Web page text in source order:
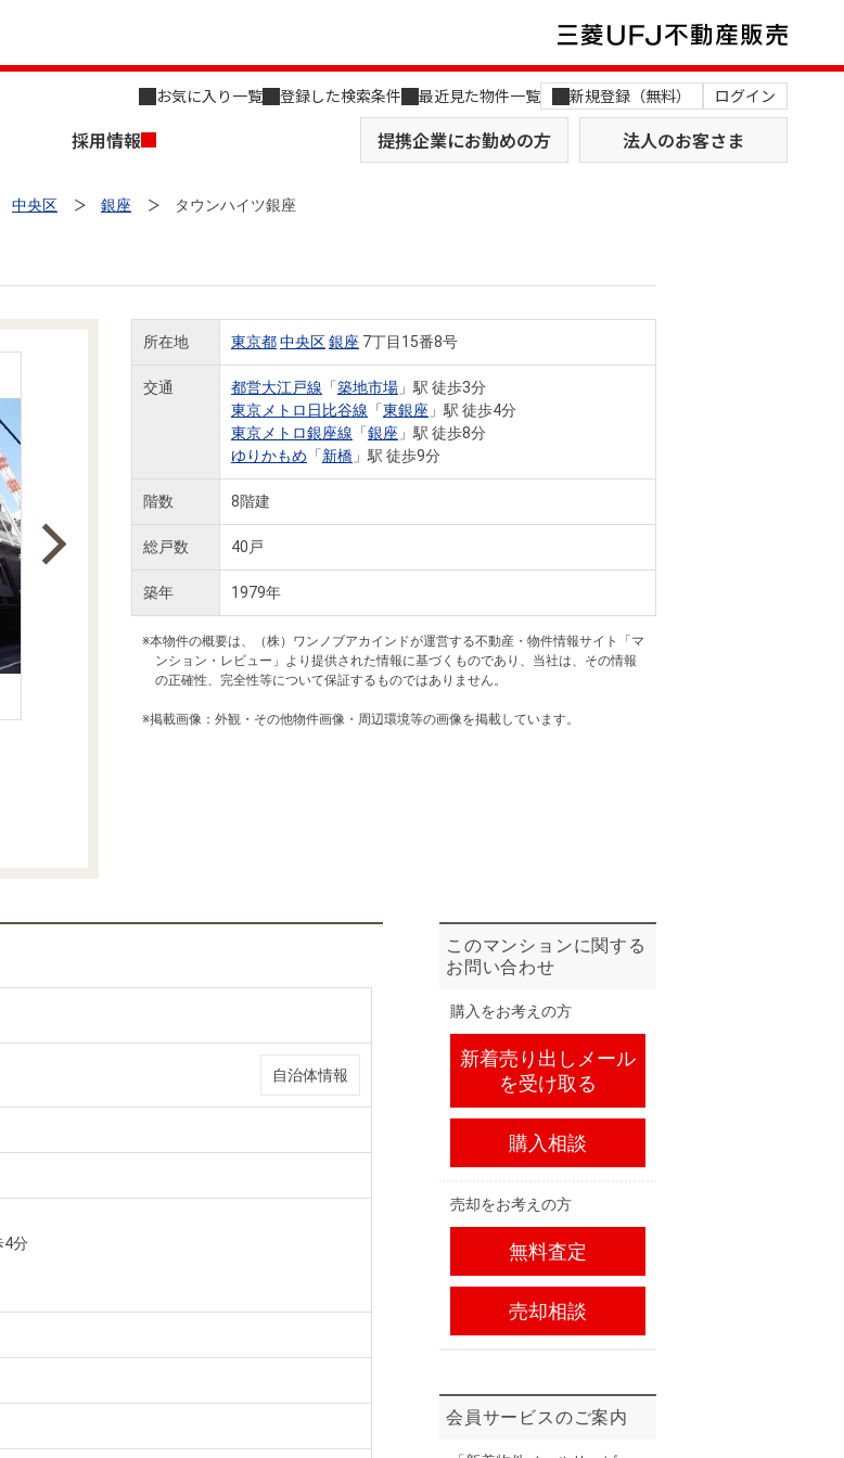
お気に入り一覧 登録した検索条件 最近見た物件一覧 新規登録（無料） ログイン
採用情報 提携企業にお勤めの方 法人のお客さま
新築・中古一戸建てを探す 土地を探す
事業用物件を探す
ミュレーション 住まい1プラス（お役立ちコラム）
AI不動産査定
住まい1プラス（お役立ちコラム）
（名古屋） 店舗のご案内（関西）
MUFG Way
役員一覧
情報
中央区 銀座 タウンハイツ銀座
所在地 東京都中央区銀座 7丁目15番8号
交通 都営大江戸線 「築地市場 」駅 徒歩3分
東京メトロ日比谷線 「東銀座 」駅 徒歩4分
東京メトロ銀座線 「銀座 」駅 徒歩8分
ゆりかもめ 「新橋 」駅 徒歩9分
階数 8階建
総戸数 40戸
築年 1979年
※本物件の概要は、（株）ワンノブアカインドが運営する不動産・物件情報サイト「マ
ンション・レビュー」より提供された情報に基づくものであり、当社は、その情報
の正確性、完全性等について保証するものではありません。
※掲載画像：外観・その他物件画像・周辺環境等の画像を掲載しています。
自治体情報
4分
このマンションに関する
お問い合わせ
購入をお考えの方
新着売り出しメール
を受け取る
購入相談
売却をお考えの方
無料査定
売却相談
会員サービスのご案内